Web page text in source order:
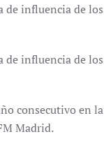
de influencia de los
de influencia de los
consecutivo en la
Madrid.